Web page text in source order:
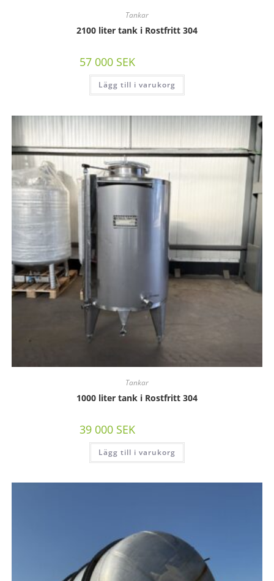
Tankar
2100 liter tank i Rostfritt 304
57 000 SEK
Lägg till i varukorg
Tankar
1000 liter tank i Rostfritt 304
39 000 SEK
Lägg till i varukorg